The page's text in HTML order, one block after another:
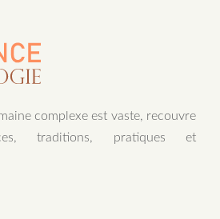
complexe est vaste, recouvre
traditions, pratiques et